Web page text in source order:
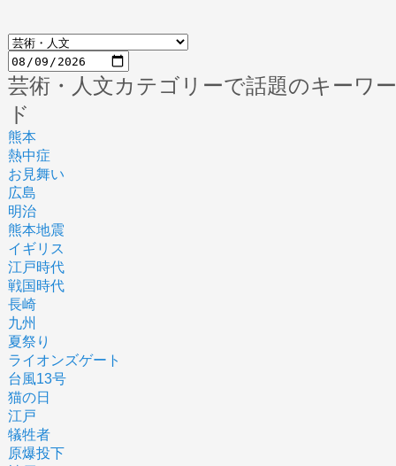
芸術・人文カテゴリーで話題のキーワー
ド
熊本
熱中症
お見舞い
広島
明治
熊本地震
イギリス
江戸時代
戦国時代
長崎
九州
夏祭り
ライオンズゲート
台風13号
猫の日
江戸
犠牲者
原爆投下